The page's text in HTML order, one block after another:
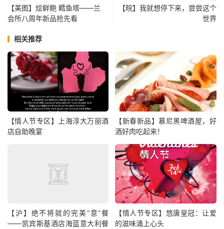
【美图】烩鲜鲍 鳕鱼塔——兰
会所八周年新品抢先看
【皖】我就想停下来，尝尝这个
世界
相关推荐
【情人节专区】上海淳大万丽酒
店自助晚宴
【新春新品】慕尼黑啤酒屋，好
酒好肉吃起来！
【沪】绝不将就的完美“意”餐
——凯宾斯基酒店海蓝意大利餐
【情人节专区】悠唐皇冠：让爱
的滋味涌上心头